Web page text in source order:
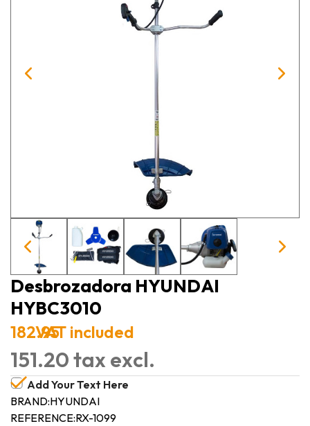
Desbrozadora HYUNDAI
HYBC3010
182.95VAT included
151.20 tax excl.
Add Your Text Here
BRAND:HYUNDAI
REFERENCE:RX-1099